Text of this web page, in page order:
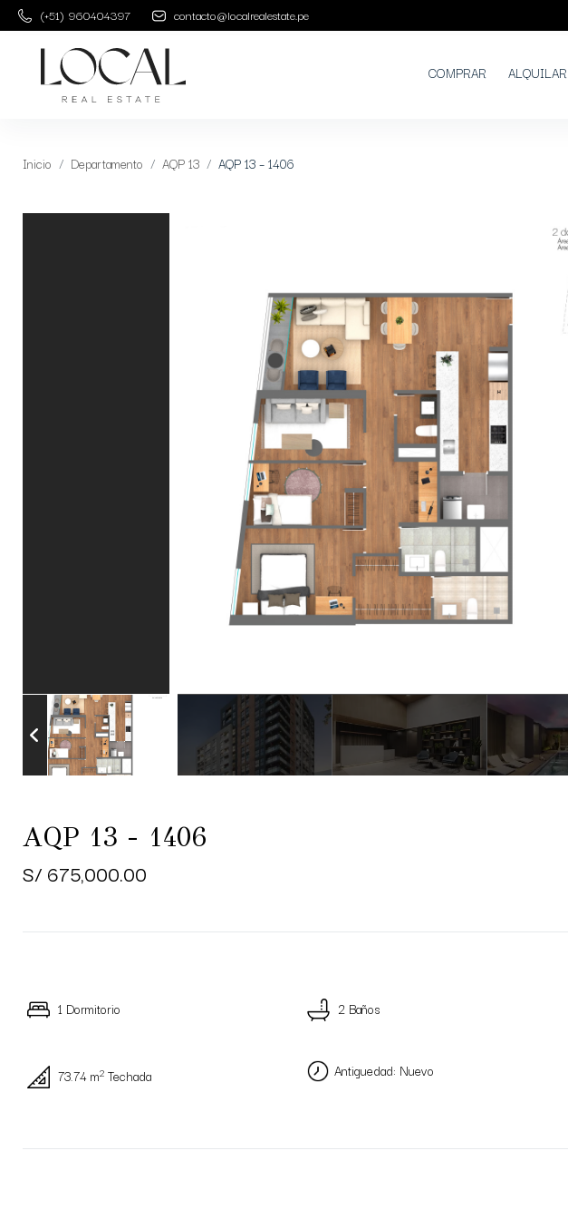
(+51) 960404397 contacto@localrealestate.pe
COMPRAR ALQUILAR
Inicio Departamento AQP 13 AQP 13 – 1406
AQP 13 - 1406
S/ 675,000.00
1 Dormitorio 2 Baños
73.74 m2 Techada Antiguedad: Nuevo